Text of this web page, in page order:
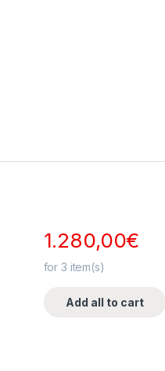
1.280,00€
for 3 item(s)
Add all to cart